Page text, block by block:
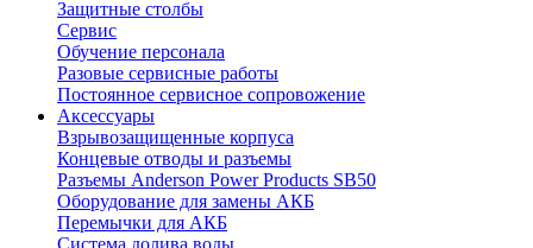
Защитные столбы
Сервис
Обучение персонала
Разовые сервисные работы
Постоянное сервисное сопровожение
Аксессуары
Взрывозащищенные корпуса
Концевые отводы и разъемы
Разъемы Anderson Power Products SB50
Оборудование для замены АКБ
Перемычки для АКБ
Система долива воды